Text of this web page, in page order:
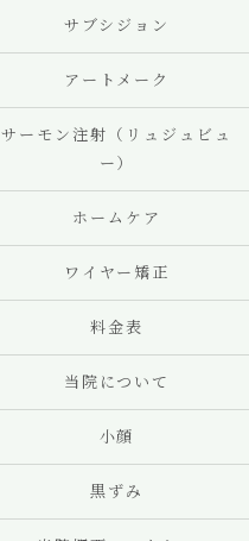
サブシジョン
アートメーク
サーモン注射（リュジュビュ
ー）
ホームケア
ワイヤー矯正
料金表
当院について
小顔
黒ずみ